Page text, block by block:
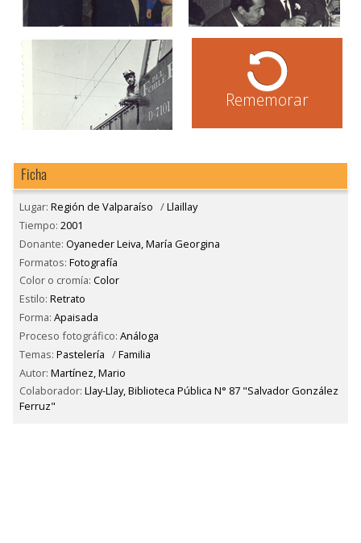
Rememorar
Ficha
Lugar: Región de Valparaíso /Llaillay
Tiempo: 2001
Donante: Oyaneder Leiva, María Georgina
Formatos: Fotografía
Color o cromía: Color
Estilo: Retrato
Forma: Apaisada
Proceso fotográfico: Análoga
Temas: Pastelería /Familia
Autor: Martínez, Mario
Colaborador: Llay-Llay, Biblioteca Pública N° 87 "Salvador González
Ferruz"